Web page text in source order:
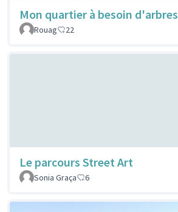
Mon quartier à besoin d'arbres
Rouag
22
Le parcours Street Art
Sonia Graça
6